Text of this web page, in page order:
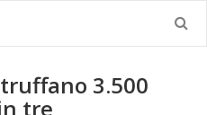
3.500
tre